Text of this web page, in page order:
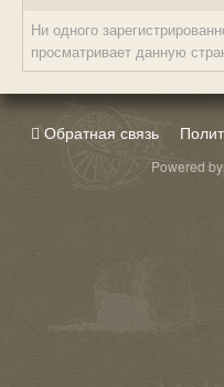
Ни одного
просматривает данную
Обратная связь
Powered